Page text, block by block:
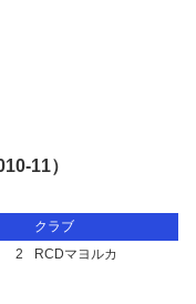
11）
クラブ
2 RCDマヨルカ